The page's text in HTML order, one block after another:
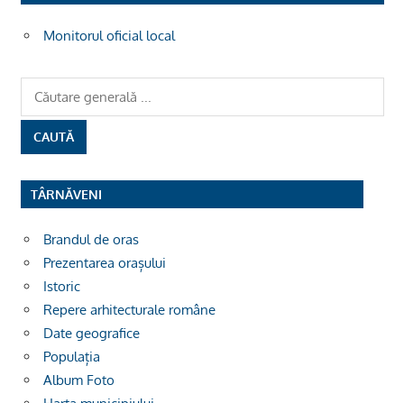
Monitorul oficial local
TÂRNĂVENI
Brandul de oras
Prezentarea orașului
Istoric
Repere arhitecturale române
Date geografice
Populația
Album Foto